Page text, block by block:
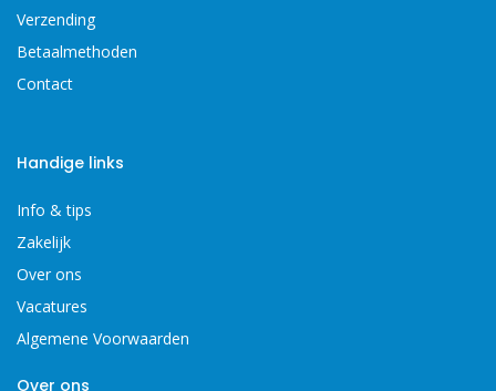
Verzending
Betaalmethoden
Contact
Handige links
Info & tips
Zakelijk
Over ons
Vacatures
Algemene Voorwaarden
Over ons